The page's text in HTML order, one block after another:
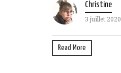
Christine
3 juillet 2020
Read More